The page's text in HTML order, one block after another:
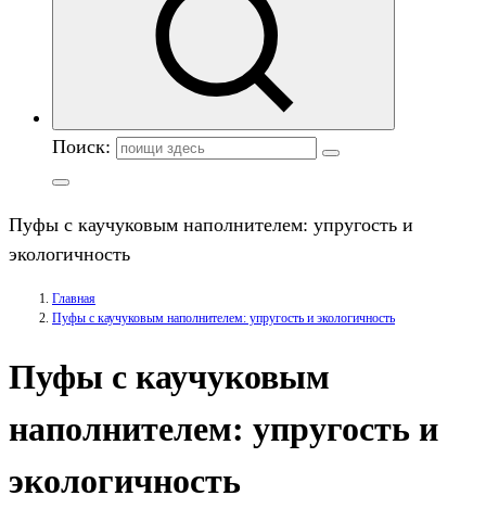
Поиск:
Пуфы с каучуковым наполнителем: упругость и
экологичность
Главная
Пуфы с каучуковым наполнителем: упругость и экологичность
Пуфы с каучуковым
наполнителем: упругость и
экологичность